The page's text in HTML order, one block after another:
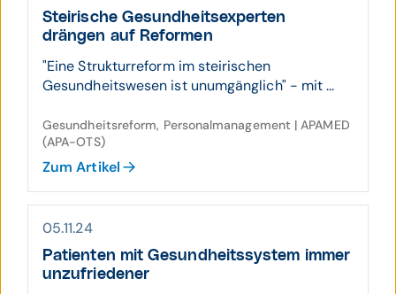
Steirische Gesund­heits­experten
drängen auf Re­formen
"Eine Strukturreform im steirischen
Gesundheitswesen ist unumgänglich" - mit ...
Gesundheitsreform, Personalmanagement | APAMED
(APA-OTS)
Zum Artikel
05.11.24
Patienten mit Ge­sund­heits­system immer
un­zu­frie­dener